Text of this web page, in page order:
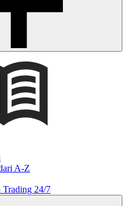
A-Z
Trading 24/7